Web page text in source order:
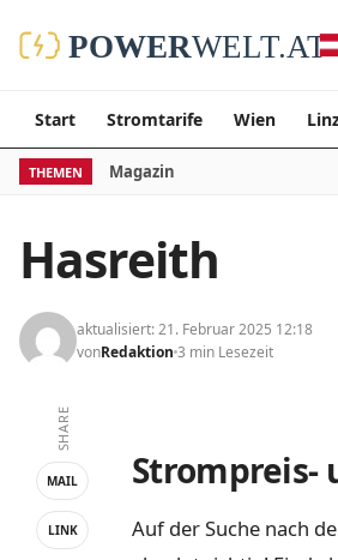
Start Stromtarife Wien
THEMEN Magazin
Hasreith
aktualisiert: 21. Februar 2025 12:18
vonRedaktion 3 min Lesezeit
SHARE
MAIL
LINK
Strompreis-
Auf der Suche nach